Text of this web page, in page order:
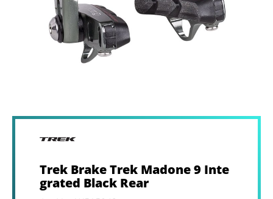
Trek Brake Trek Madone 9 Inte
grated Black Rear